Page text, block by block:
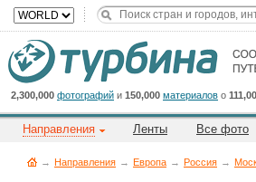
2,300,000 фотографий и 150,000 материалов о
Направления Ленты Все фото
→ Направления → Европа → Россия →
Cейчас
на
сайте:
Title